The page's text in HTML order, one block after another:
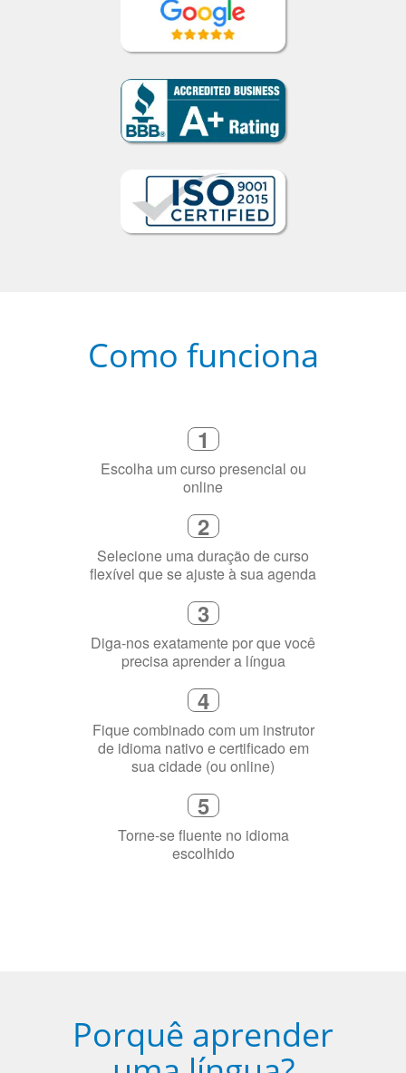
Como funciona
1
Escolha um curso presencial ou
online
2
Selecione uma duração de curso
flexível que se ajuste à sua agenda
3
Diga-nos exatamente por que você
precisa aprender a língua
4
Fique combinado com um instrutor
de idioma nativo e certificado em
sua cidade (ou online)